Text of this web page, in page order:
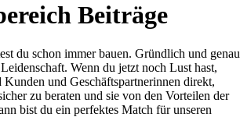
Beiträge
du schon immer bauen. Gründlich und genau
Wenn du jetzt noch Lust hast,
und Geschäftspartnerinnen direkt,
zu beraten und sie von den Vorteilen der
bist du ein perfektes Match für unseren